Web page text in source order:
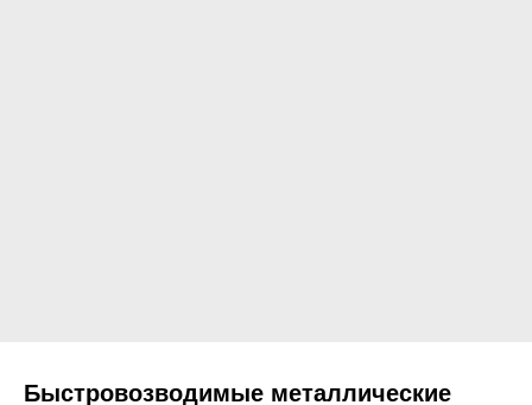
Быстровозводимые металлические